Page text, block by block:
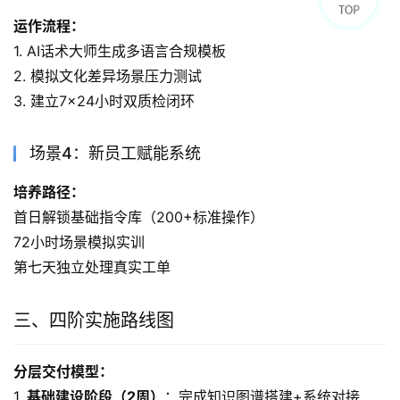
运作流程：
1. AI话术大师生成多语言合规模板
2. 模拟文化差异场景压力测试
3. 建立7×24小时双质检闭环
场景4：新员工赋能系统
培养路径：
首日解锁基础指令库（200+标准操作）
72小时场景模拟实训
第七天独立处理真实工单
三、四阶实施路线图
分层交付模型：